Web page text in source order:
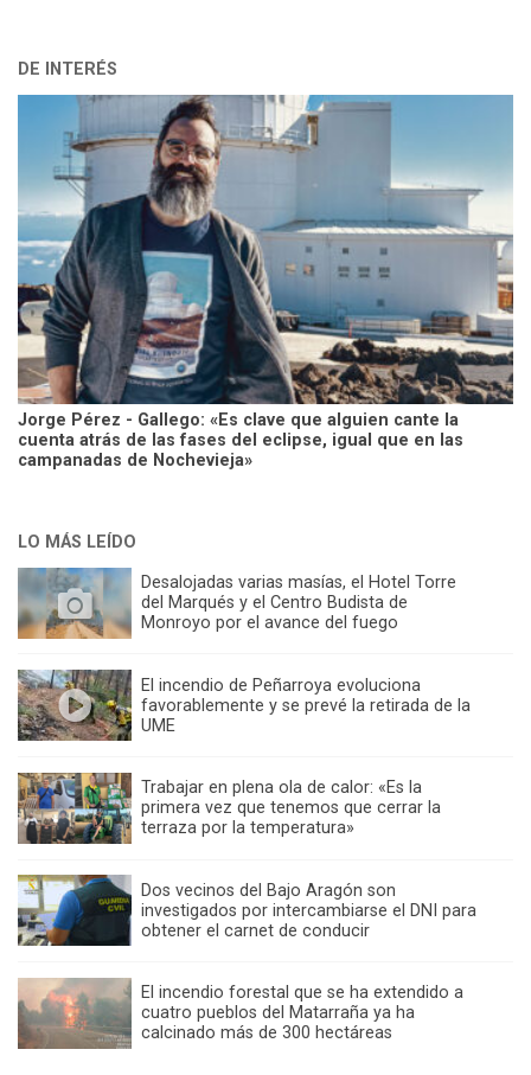
DE INTERÉS
Jorge Pérez - Gallego: «Es clave que alguien cante la
cuenta atrás de las fases del eclipse, igual que en las
campanadas de Nochevieja»
LO MÁS LEÍDO
Desalojadas varias masías, el Hotel Torre
del Marqués y el Centro Budista de
Monroyo por el avance del fuego
El incendio de Peñarroya evoluciona
favorablemente y se prevé la retirada de la
UME
Trabajar en plena ola de calor: «Es la
primera vez que tenemos que cerrar la
terraza por la temperatura»
Dos vecinos del Bajo Aragón son
investigados por intercambiarse el DNI para
obtener el carnet de conducir
El incendio forestal que se ha extendido a
cuatro pueblos del Matarraña ya ha
calcinado más de 300 hectáreas